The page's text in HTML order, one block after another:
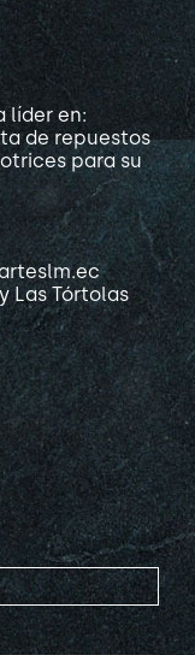
líder en:
de repuestos
para su
Las Tórtolas